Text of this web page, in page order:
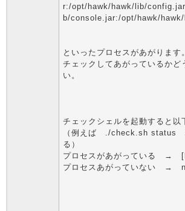
r:/opt/hawk/hawk/lib/
b/console.jar:/opt/hawk/
といったプロセスがあがります
チェックしてあがっているかど
い。
チェックシェルを起動すると以
（例えば ./check.sh status
る）
プロセスがあがっている →
プロセスあがっていない →